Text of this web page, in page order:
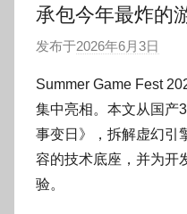
承包今年最炸的
发布于2026年6月3日
:
O
k
g
Summer Game Fest
集中亮相。本文从国产
事变日》，拆解虚幻引
容的技术底座，并为开
验。